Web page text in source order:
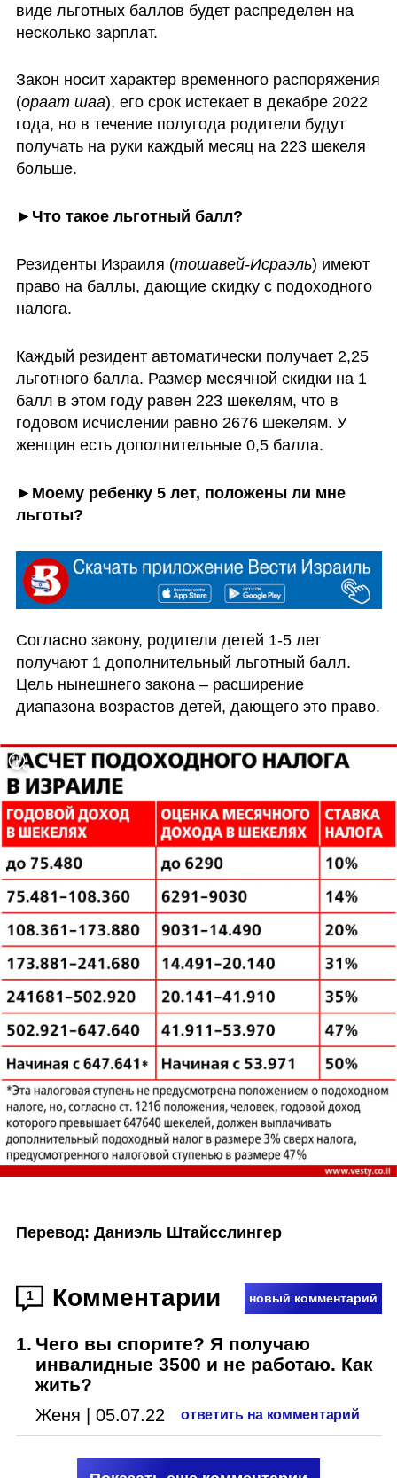
виде льготных баллов будет распределен на
несколько зарплат.
Закон носит характер временного распоряжения
(ораат шаа), его срок истекает в декабре 2022
года, но в течение полугода родители будут
получать на руки каждый месяц на 223 шекеля
больше.
►Что такое льготный балл?
Резиденты Израиля (тошавей-Исраэль) имеют
право на баллы, дающие скидку с подоходного
налога.
Каждый резидент автоматически получает 2,25
льготного балла. Размер месячной скидки на 1
балл в этом году равен 223 шекелям, что в
годовом исчислении равно 2676 шекелям. У
женщин есть дополнительные 0,5 балла.
►Моему ребенку 5 лет, положены ли мне
льготы?
Согласно закону, родители детей 1-5 лет
получают 1 дополнительный льготный балл.
Цель нынешнего закона – расширение
Перевод: Даниэль Штайсслингер
1 Комментарии новый комментарий
1. Чего вы спорите? Я получаю
инвалидные 3500 и не работаю. Как
жить?
Женя 05.07.22 ответить на комментарий